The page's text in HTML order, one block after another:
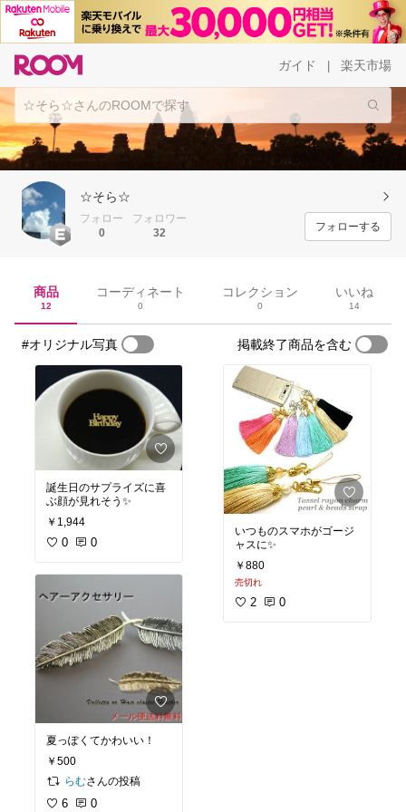
ガイド 楽天市場
☆そら☆
フォロー
0
フォロワー
32
フォローする
商品
12
コーディネート
0
コレクション
0
いいね
14
#オリジナル写真 掲載終了商品を含む
誕生日のサプライズに喜
ぶ顔が見れそう✨
￥1,944
0 0
夏っぽくてかわいい！
￥500
らむさんの投稿
6 0
いつものスマホがゴージ
ャスに✨
￥880
売切れ
2 0